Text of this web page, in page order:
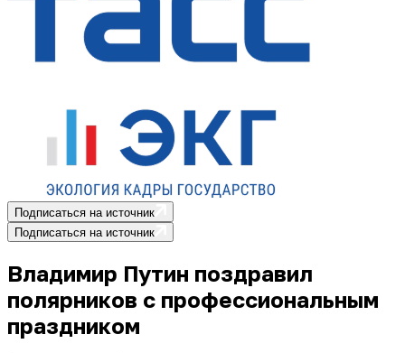
Подписаться на источник
Подписаться на источник
Владимир Путин поздравил
полярников с профессиональным
праздником